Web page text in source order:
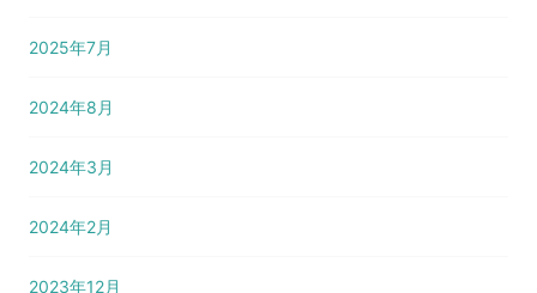
2025年7月
2024年8月
2024年3月
2024年2月
2023年12月